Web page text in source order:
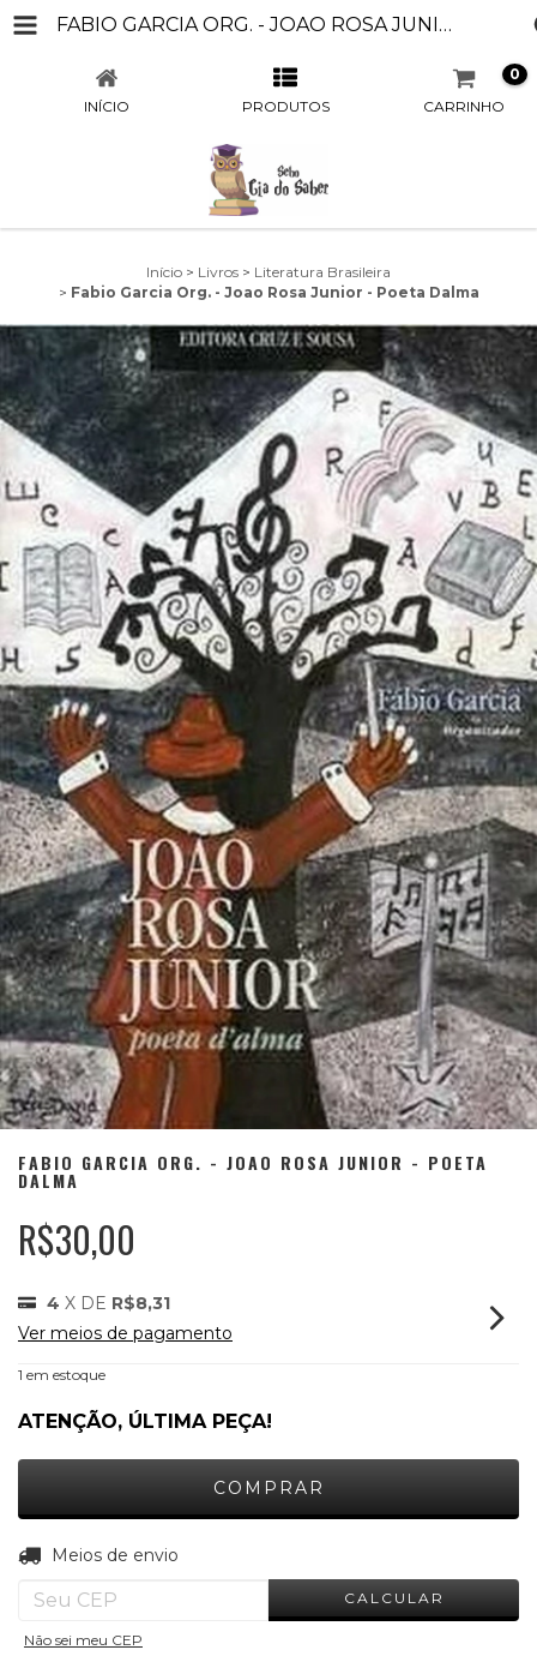
FABIO GARCIA ORG. - JOAO ROSA JUNIOR - POETA DALMA
INÍCIO PRODUTOS CARRINHO
0
Início > Livros > Literatura Brasileira
> Fabio Garcia Org. - Joao Rosa Junior - Poeta Dalma
FABIO GARCIA ORG. - JOAO ROSA JUNIOR - POETA
DALMA
R$30,00
4 X DE R$8,31
Ver meios de pagamento
1 em estoque
ATENÇÃO, ÚLTIMA PEÇA!
Entregas para o CEP:
Meios de envio
CALCULAR
Não sei meu CEP